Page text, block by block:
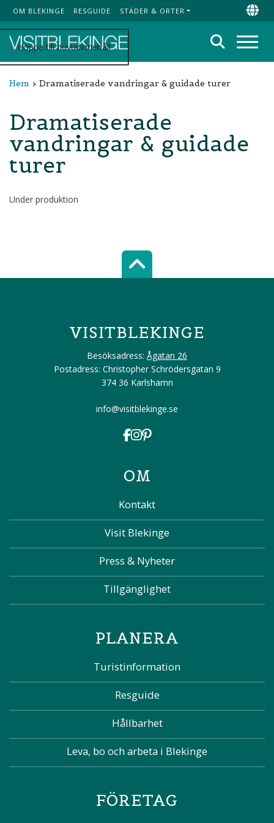
Hoppa till huvudinnehåll
Top Menu
OM BLEKINGE RESGUIDE STÄDER & ORTER
Sök
Hem Dramatiserade vandringar & guidade turer
Dramatiserade
vandringar & guidade
turer
Under produktion
Scroll top of
VISITBLEKINGE
Besöksadress: Ågatan 26
Postadress: Christopher Schrödersgatan 9
374 36 Karlshamn
info@visitblekinge.se
OM
Kontakt
Visit Blekinge
Press & Nyheter
Tillgänglighet
PLANERA
Turistinformation
Resguide
Hållbarhet
Leva, bo och arbeta i Blekinge
FÖRETAG